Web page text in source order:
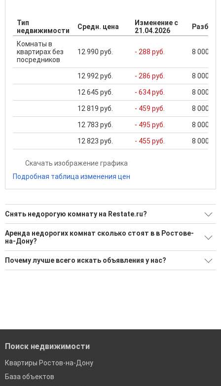
Тип
недвижимости
Средн. цена
Изменение с
21.04.2026
Комнаты в
квартирах без
посредников
12 990 руб. - 288 руб. 8 000 ...
12 992 руб. - 286 руб. 8 000 ...
12 645 руб. - 634 руб. 8 000 ...
12 819 руб. - 459 руб. 8 000 ...
12 783 руб. - 495 руб. 8 000 ...
12 823 руб. - 455 руб. 8 000 ...
Скачать изображение графика
Подробная таблица изменения цен
Снять недорогую комнату на Restate.ru?
146 актуальных и проверенных объявлений
Воспользуйтесь нашим поиском по новостройкам, для
подбора подходящего вам варианта
Аренда недорогих комнат сколько стоят в в Ростове-
на-Дону?
Минимальная цена: 5 000 Р. Максимальная цена: 35 000 Р;
Средняя: 12 959 Р
Почему лучше всего искать объявления у нас?
Поиск недвижимости
Квартиры Ростов-на-Дону
База объектов